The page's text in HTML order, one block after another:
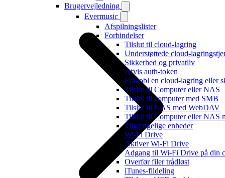
Brugervejledning
Evermusic
Afspilningslister
Forbindelser
Tilslut til cloud-lagring
Understøttede cloud-
Sikkerhed og privatliv
Afvis auth-token
Frakobl en cloud-lagring eller
Tilslut til Computer eller NAS
Tilslut til computer med SMB
Tilslut til NAS med WebDAV
Tilslut til Computer eller NAS
Tilgængelige enheder
Wi-Fi Drive
Aktiver Wi-Fi Drive
Adgang til Wi-Fi Drive på din
Overfør filer trådløst
iTunes-fildeling